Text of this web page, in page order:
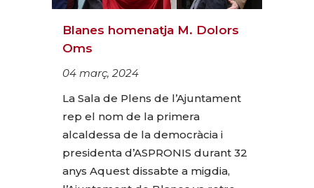
Blanes homenatja M. Dolors
Oms
04 març, 2024
La Sala de Plens de l’Ajuntament
rep el nom de la primera
alcaldessa de la democràcia i
presidenta d’ASPRONIS durant 32
anys Aquest dissabte a migdia,